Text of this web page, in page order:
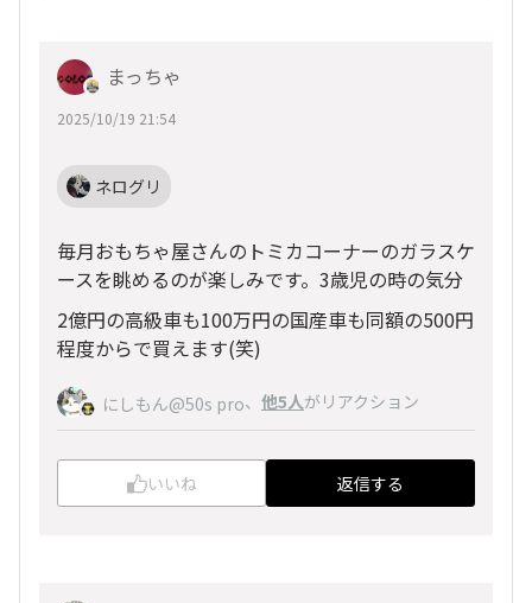
まっちゃ
2025/10/19 21:54
ネログリ
毎月おもちゃ屋さんのトミカコーナーのガラスケ
ースを眺めるのが楽しみです。3歳児の時の気分
2億円の高級車も100万円の国産車も同額の500円
程度からで買えます(笑)
にしもん@50s pro、 他5人がリアクション
いいね 返信する